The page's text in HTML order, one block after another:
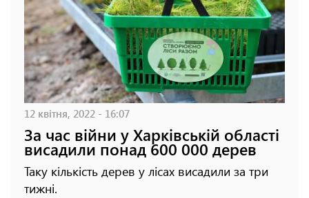
12 квітня, 2022 - 16:07
За час війни у Харківській області
висадили понад 600 000 дерев
Таку кількість дерев у лісах висадили за три
тижні.